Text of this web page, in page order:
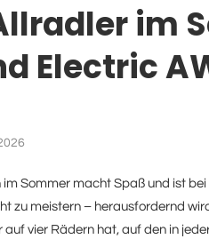
im
Electric
Sommer macht Spaß und ist
zu meistern – herausfordernd
vier Rädern hat, auf den in